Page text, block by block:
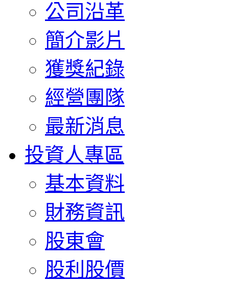
公司沿革
簡介影片
獲獎紀錄
經營團隊
最新消息
投資人專區
基本資料
財務資訊
股東會
股利股價